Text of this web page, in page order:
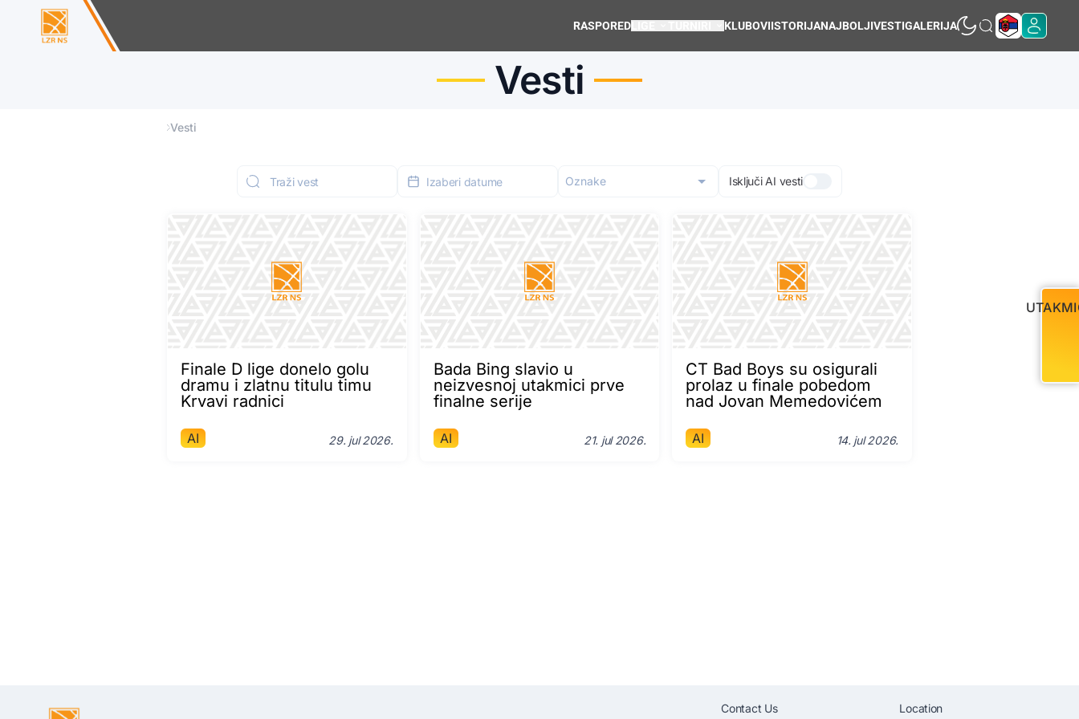
RASPORED KLUBOVIISTORIJANAJBOLJIVESTIGALERIJA
Vesti
Vesti
Oznake Isključi AI vesti
Finale D lige donelo golu
dramu i zlatnu titulu timu
Krvavi radnici
AI 29. jul 2026.
Bada Bing slavio u
neizvesnoj utakmici prve
finalne serije
AI 21. jul 2026.
CT Bad Boys su osigurali
prolaz u finale pobedom
nad Jovan Memedovićem
AI 14. jul 2026.
Contact Us Location